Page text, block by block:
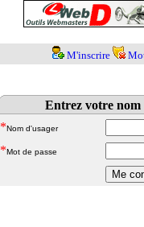
M'inscrire
Entrez votre nom
*Nom d'usager
*Mot de passe